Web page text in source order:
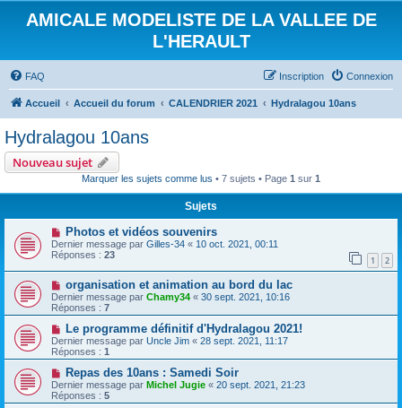
AMICALE MODELISTE DE LA VALLEE DE
L'HERAULT
FAQ Connexion
Inscription
Accueil Accueil du forum CALENDRIER 2021 Hydralagou 10ans
Hydralagou 10ans
Nouveau sujet
Marquer les sujets comme lus • 7 sujets • Page 1 sur 1
Sujets
Photos et vidéos souvenirs
Dernier message par Gilles-34 « 10 oct. 2021, 00:11
Réponses : 23 1 2
organisation et animation au bord du lac
Dernier message par Chamy34 « 30 sept. 2021, 10:16
Réponses : 7
Le programme définitif d'Hydralagou 2021!
Dernier message par Uncle Jim « 28 sept. 2021, 11:17
Réponses : 1
Repas des 10ans : Samedi Soir
Dernier message par Michel Jugie « 20 sept. 2021, 21:23
Réponses : 5